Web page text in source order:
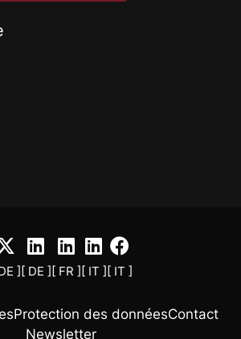
][ DE ][ FR ][ IT ][ IT ]
Protection des donnéesContact
Newsletter